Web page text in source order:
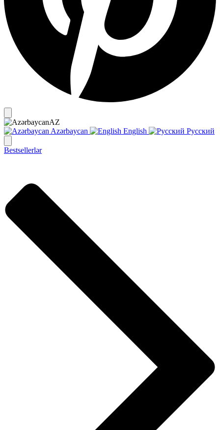
AZ
Azərbaycan
English Русский
Bestsellerlər